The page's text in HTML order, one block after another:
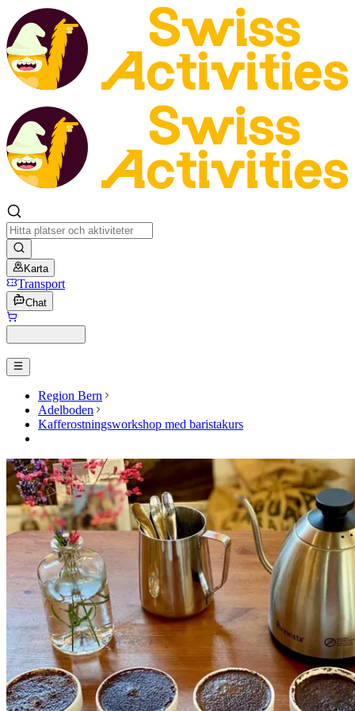
Karta
Transport
Chat
Region Bern
Adelboden
Kafferostningsworkshop med baristakurs